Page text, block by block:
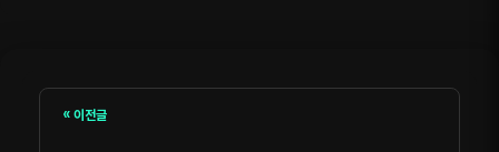
« 이전글